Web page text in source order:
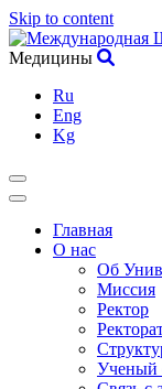
Skip to content
Медицины
Ru
Eng
Kg
Главная
О нас
Об
Миссия
Ректор
Ученый